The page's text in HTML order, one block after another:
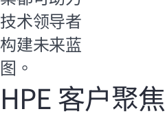
技术领导者
构建未来蓝
图。
HPE 客户聚焦